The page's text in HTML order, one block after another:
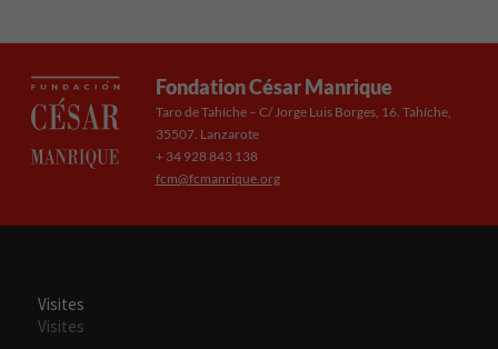
Fondation César Manrique
Taro de Tahíche – C/ Jorge Luis Borges, 16. Tahíche,
35507. Lanzarote
+ 34 928 843 138
fcm@fcmanrique.org
Visites
Visites